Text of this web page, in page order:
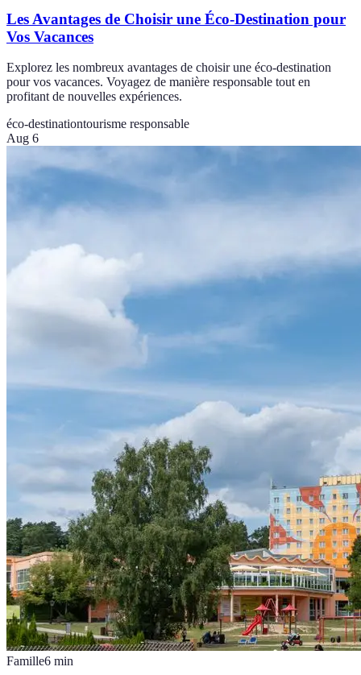
Les Avantages de Choisir une Éco-Destination pour
Vos Vacances
Explorez les nombreux avantages de choisir une éco-destination
pour vos vacances. Voyagez de manière responsable tout en
profitant de nouvelles expériences.
éco-destinationtourisme responsable
Aug 6
Famille6 min